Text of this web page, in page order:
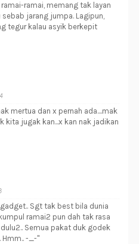
ramai, memang tak layan
jarang jumpa. Lagipun,
tegur kalau asyik berkepit
mertua dan x pernah ada....mak
kita jugak kan...x kan nak jadikan
Sgt tak best bila dunia
ramai2 pun dah tak rasa
Semua pakat duk godek
-_-"